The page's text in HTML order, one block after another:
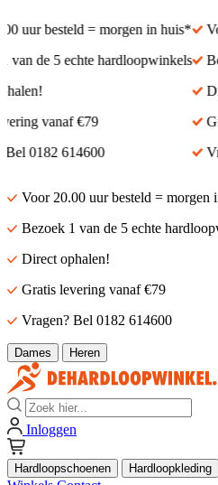
uur besteld = morgen in huis*
de 5 echte hardloopwinkels
vanaf €79
0182 614600
Voor 20.00 uur besteld = morgen
Bezoek 1 van de 5 echte
Direct ophalen!
Gratis levering vanaf €79
Vragen? Bel 0182 614600
Dames Heren
Zoek
Inloggen
Hardloopschoenen Hardloopkleding